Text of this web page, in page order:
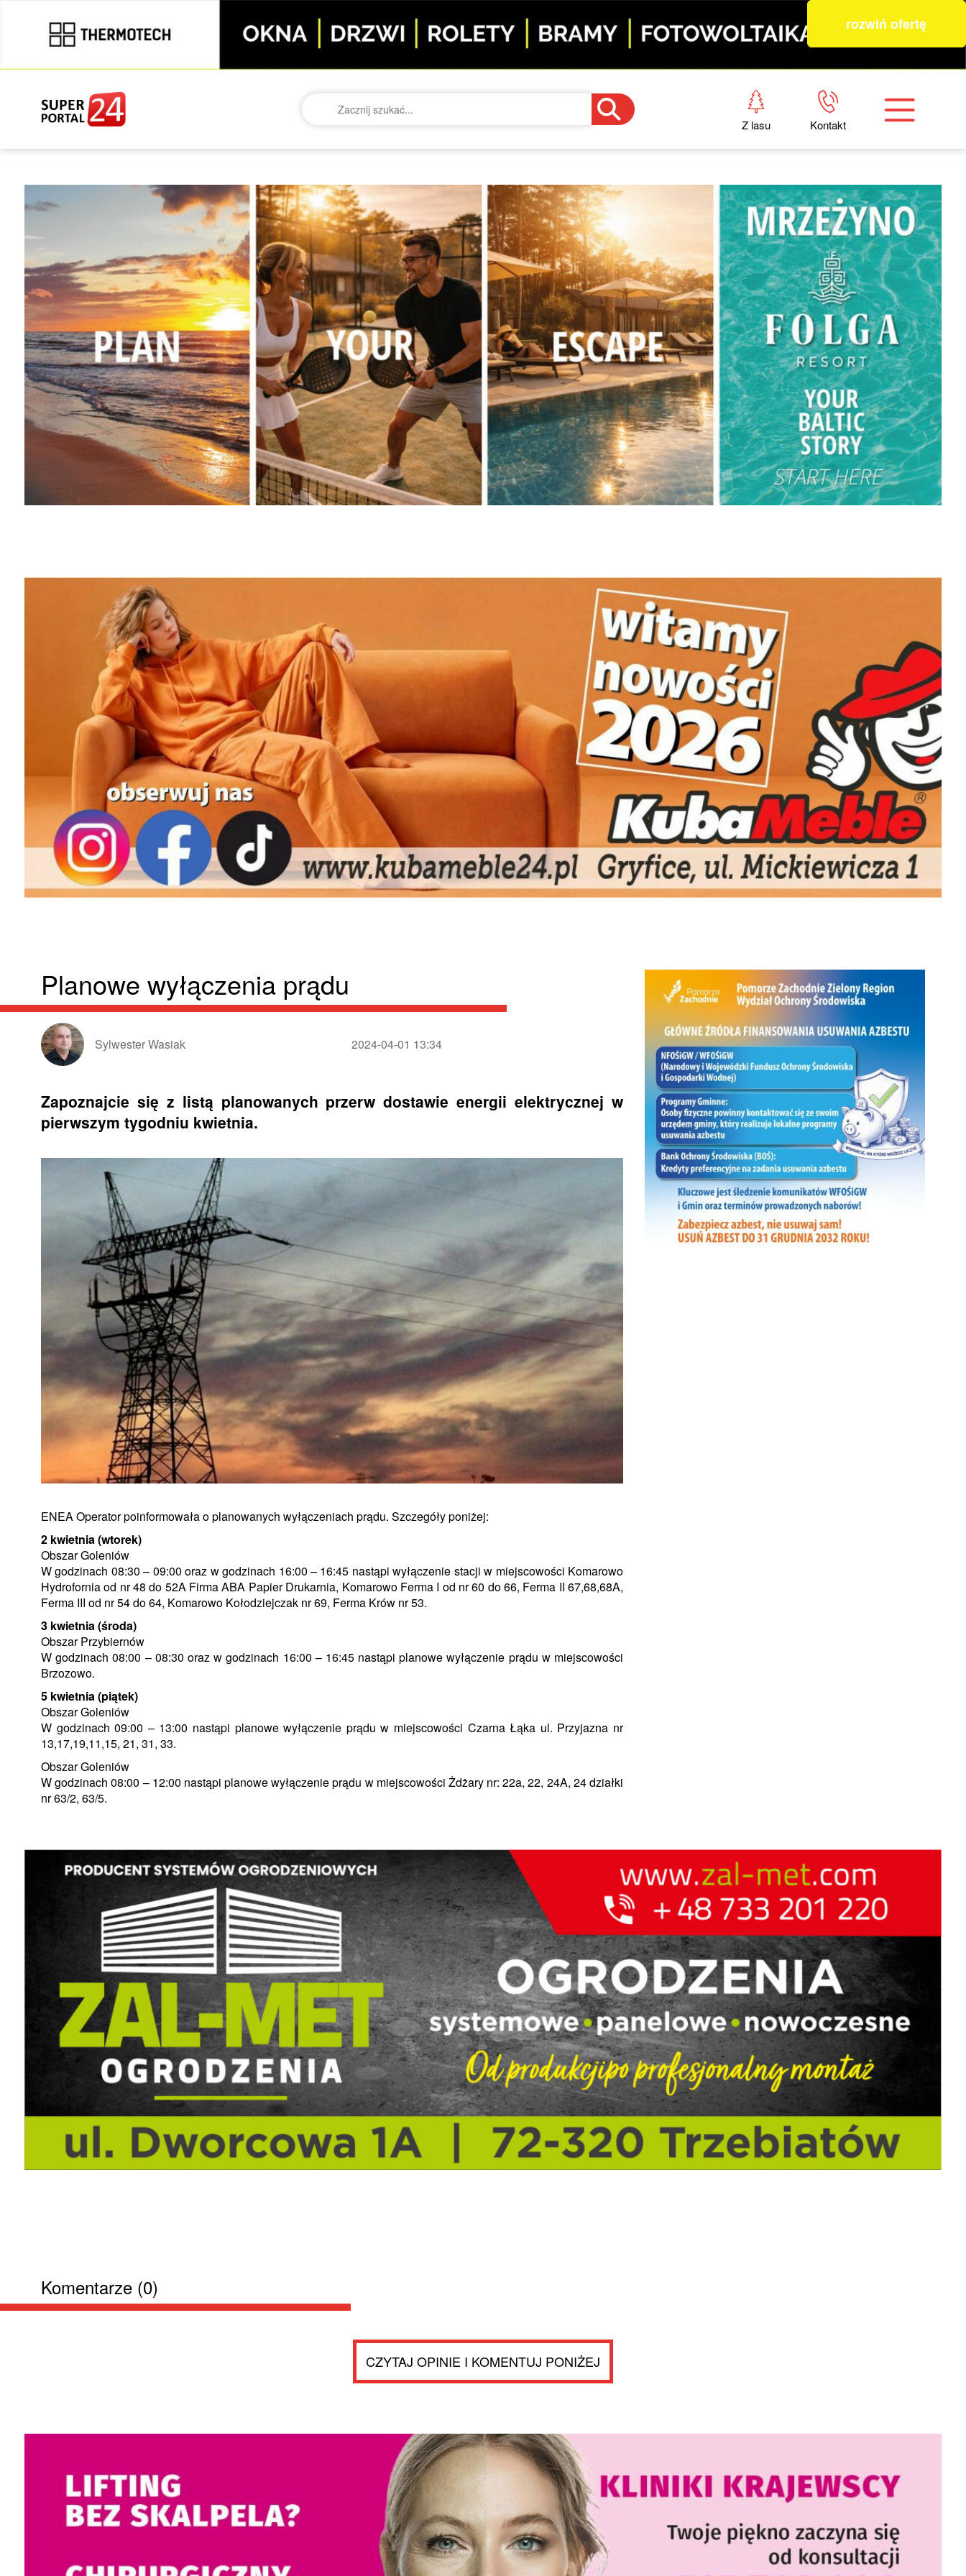
rozwiń ofertę
Z lasu Kontakt
Planowe wyłączenia prądu
Sylwester Wasiak 2024-04-01 13:34
Zapoznajcie się z listą planowanych przerw dostawie energii elektrycznej w
pierwszym tygodniu kwietnia.
ENEA Operator poinformowała o planowanych wyłączeniach prądu. Szczegóły poniżej:
2 kwietnia (wtorek)
Obszar Goleniów
W godzinach 08:30 – 09:00 oraz w godzinach 16:00 – 16:45 nastąpi wyłączenie stacji w miejscowości Komarowo
Hydrofornia od nr 48 do 52A Firma ABA Papier Drukarnia, Komarowo Ferma I od nr 60 do 66, Ferma II 67,68,68A,
Ferma III od nr 54 do 64, Komarowo Kołodziejczak nr 69, Ferma Krów nr 53.
3 kwietnia (środa)
Obszar Przybiernów
W godzinach 08:00 – 08:30 oraz w godzinach 16:00 – 16:45 nastąpi planowe wyłączenie prądu w miejscowości
Brzozowo.
5 kwietnia (piątek)
Obszar Goleniów
W godzinach 09:00 – 13:00 nastąpi planowe wyłączenie prądu w miejscowości Czarna Łąka ul. Przyjazna nr
13,17,19,11,15, 21, 31, 33.
Obszar Goleniów
W godzinach 08:00 – 12:00 nastąpi planowe wyłączenie prądu w miejscowości Żdżary nr: 22a, 22, 24A, 24 działki
nr 63/2, 63/5.
Komentarze (0)
CZYTAJ OPINIE I KOMENTUJ PONIŻEJ